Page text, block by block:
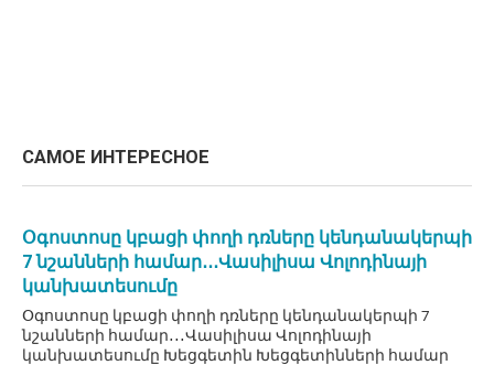
САМОЕ ИНТЕРЕСНОЕ
Օգոստոսը կբացի փողի դռները կենդանակերպի
7 նշանների համար․․․Վասիլիսա Վոլոդինայի
կանխատեսումը
Օգոստոսը կբացի փողի դռները կենդանակերպի 7
նշանների համար․․․Վասիլիսա Վոլոդինայի
կանխատեսումը Խեցգետին Խեցգետինների համար